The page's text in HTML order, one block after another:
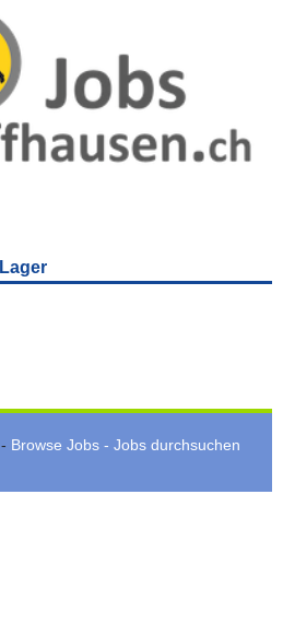
Browse Jobs - Jobs durchsuchen